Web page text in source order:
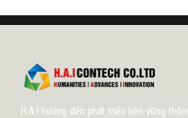
H.A.I hướng đến phát triển bền vững